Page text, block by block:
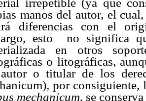
irrepetible (ya que
manos del autor, el
diferencias con el
esto no significa
en otros
o litográficas,
o titular de los
por
mechanicum, se